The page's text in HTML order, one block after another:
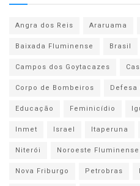
Angra dos Reis Araruama
Baixada Fluminense
Brasil
Campos dos Goytacazes
Corpo de Bombeiros
Defesa
Educação
Feminicídio
Inmet
Israel Itaperuna
Niterói
Noroeste Fluminense
Nova Friburgo
Petrobras